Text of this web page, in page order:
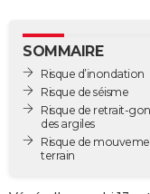
GUIDES D'ACHAT
BONS PLANS
CARTE DE VOEUX
Carte de Noël
Carte Bonne année
Carte Saint-Valentin
Carte Pâques
Carte d'anniversaire
SOMMAIRE
Risque d’inondation
Risque de séisme
Risque de retrait-
des argiles
Risque de
terrain